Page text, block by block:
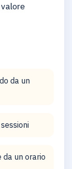
da un
da un orario